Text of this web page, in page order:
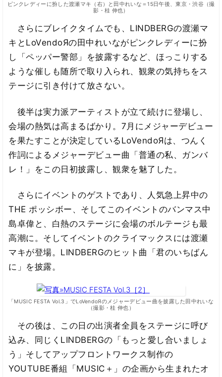
ピンクレディーに扮した渡瀬マキ（右）と田中れいな＝15日午後、東京・渋谷（撮
影・桂 伸也）
さらにブレイクタイムでも、LINDBERGの渡瀬マ
キとLoVendoЯの田中れいながピンクレディーに扮
し「ペッパー警部」を披露するなど、ほっこりする
ような催しも随所で取り入られ、観衆の気持ちをス
テージに引き付けて放さない。
後半は実力派アーティストが立て続けに登場し、
会場の熱気は高まるばかり。7月にメジャーデビュー
を果たすことが決定しているLoVendoЯは、つんく
作詞によるメジャーデビュー曲「普通の私、ガンバ
レ！」をこの日初披露し、観衆を魅了した。
さらにイベントのゲストであり、人気急上昇中の
THE ポッシボー、そしてこのイベントのバンマス中
島卓偉と、白熱のステージに会場のボルテージも最
高潮に。そしてイベントのクライマックスには渡瀬
マキが登場。LINDBERGのヒット曲「君のいちばん
に」を披露。
「MUSIC FESTA Vol.3」でLoVendoЯのメジャーデビュー曲を披露した田中れいな
（撮影・桂 伸也）
その後は、この日の出演者全員をステージに呼び
込み、同じくLINDBERGの「もっと愛し合いましょ
う」そしてアップフロントワークス制作の
YOUTUBE番組「MUSIC＋」の企画から生まれたオ